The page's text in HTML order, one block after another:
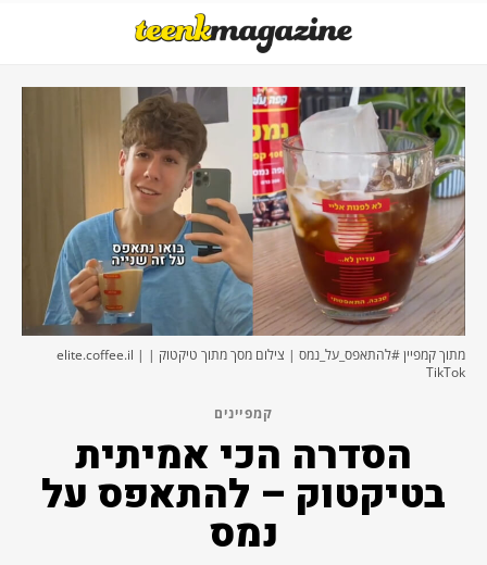
מתוך קמפיין #להתאפס_על_נמס | צילום מסך מתוך טיקטוק | elite.coffee.il |
TikTok
קמפיינים
הסדרה הכי אמיתית
בטיקטוק – להתאפס על
נמס